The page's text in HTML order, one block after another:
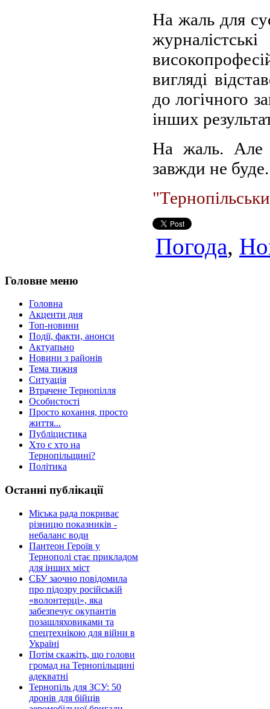
На жаль для
вигляді
до логічного
інших
На жаль. Але
завжди не буде.
Погода,
Головне меню
Головна
Акценти дня
Топ-новини
Події, факти, анонси
Актуапьно
Новини з районів
Тема тижня
Ситуація
Втрачене Тернопілля
Особистості
Просто кохання, просто
життя...
Публіцистика
Хто є хто на
Тернопільщині?
Політика
Останні публікації
Міська рада покриває
різницю показників -
небаланс води
Пантеон Героїв у
Тернополі стає прикладом
для інших міст
СБУ заочно повідомила
про підозру російській
«волонтерці», яка
забезпечує окупантів
позашляховиками та
спецтехнікою для війни в
Україні
Потім скажіть, що голови
громад на Тернопільщині
адекватні
Тернопіль для ЗСУ: 50
дронів для бійців